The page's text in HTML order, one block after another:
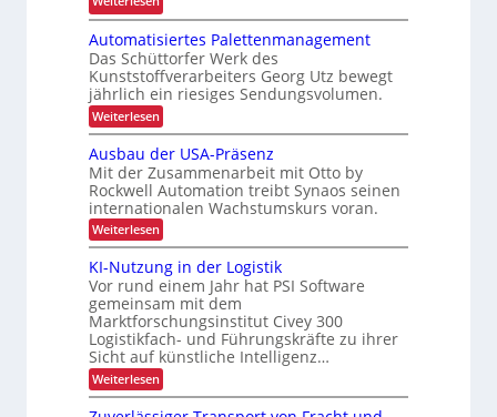
r
K
I
f
ü
r
R
e
c
y
l
i
n
g
h
ö
f
e
g
o
n
o
m
i
e
u
n
d
P
r
ä
z
i
s
i
o
n
i
A
r
b
e
i
t
s
s
i
c
h
e
r
h
e
i
t
d
u
Automatisiertes Palettenmanagement
Das Schüttorfer Werk des
Kunststoffverarbeiters Georg Utz bewegt
jährlich ein riesiges Sendungsvolumen.
Weiterlesen:
A
u
t
o
m
a
t
i
i
e
r
t
e
s
P
a
l
e
Ausbau der USA-Präsenz
Mit der Zusammenarbeit mit Otto by
Rockwell Automation treibt Synaos seinen
internationalen Wachstumskurs voran.
Weiterlesen:
A
s
b
a
u
d
e
r
U
S
KI-Nutzung in der Logistik
Vor rund einem Jahr hat PSI Software
gemeinsam mit dem
Marktforschungsinstitut Civey 300
Logistikfach- und Führungskräfte zu ihrer
Sicht auf künstliche Intelligenz…
Weiterlesen:
K
I